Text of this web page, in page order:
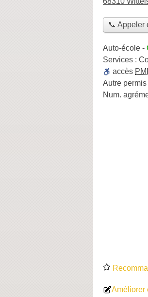
📞 Appeler
Auto-école -
Services :
accès
Autre permis
Num.
Améliorer